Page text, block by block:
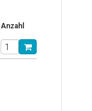
Anzahl